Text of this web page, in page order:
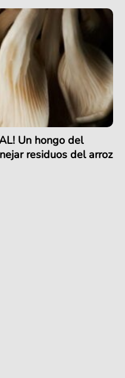
Un hongo del
residuos del arroz